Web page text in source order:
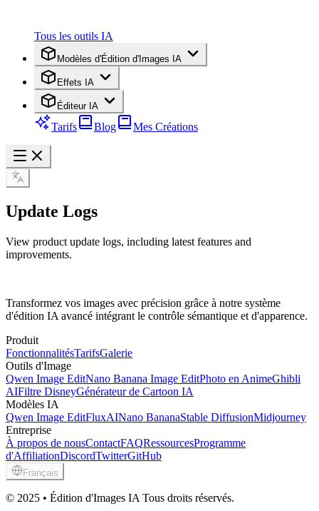
Tous les outils IA
Modèles d'Édition d'Images IA
Effets IA
Éditeur IA
Tarifs Blog Mes Créations
Update Logs
View product update logs, including latest features and
improvements.
Transformez vos images avec précision grâce à notre système
d'édition IA avancé intégrant le contrôle sémantique et d'apparence.
Produit
FonctionnalitésTarifsGalerie
Outils d'Image
Qwen Image EditNano Banana Image EditPhoto en AnimeGhibli
AIFiltre DisneyGénérateur de Cartoon IA
Modèles IA
Qwen Image EditFluxAINano BananaStable DiffusionMidjourney
Entreprise
À propos de nousContactFAQRessourcesProgramme
d'AffiliationDiscordTwitterGitHub
Français
© 2025 • Édition d'Images IA Tous droits réservés.